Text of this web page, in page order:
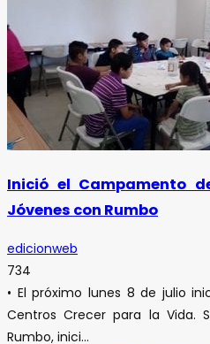
Inició el Campamento
Jóvenes con Rumbo
edicionweb
734
• El próximo lunes 8 de julio
Centros Crecer para la Vida.
Rumbo, inici...